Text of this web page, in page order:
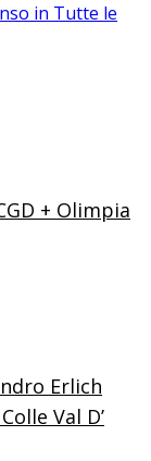
in Tutte le
+ Olimpia
Erlich
Val D’